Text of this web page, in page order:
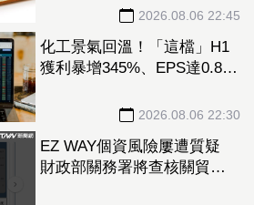
抱回7549萬元 2026.08.06 22:45
化工景氣回溫！「這檔」H1
獲利暴增345%、EPS達0.89
2026.08.06 22:30
EZ WAY個資風險屢遭質疑
財政部關務署將查核關貿公